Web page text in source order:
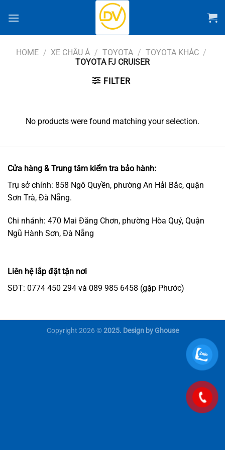
đến
HOME / XE CHÂU Á / TOYOTA / TOYOTA KHÁC /
TOYOTA FJ CRUISER
FILTER
No products were found matching your selection.
Cửa hàng & Trung tâm kiểm tra bảo hành:
Trụ sở chính: 858 Ngô Quyền, phường An Hải Bắc, quận
Sơn Trà, Đà Nẵng.
Chi nhánh: 470 Mai Đăng Chơn, phường Hòa Quý, Quận
Ngũ Hành Sơn, Đà Nẵng
Liên hệ lắp đặt tận nơi
SĐT: 0774 450 294 và 089 985 6458 (gặp Phước)
Copyright 2026 ©2025. Design by Ghouse